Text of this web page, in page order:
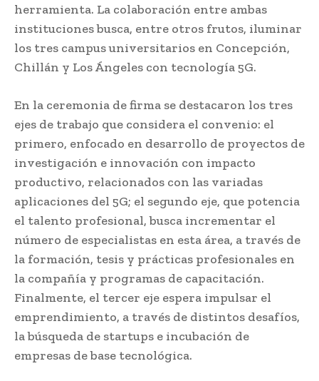
herramienta. La colaboración entre ambas
instituciones busca, entre otros frutos, iluminar
los tres campus universitarios en Concepción,
Chillán y Los Ángeles con tecnología 5G.
En la ceremonia de firma se destacaron los tres
ejes de trabajo que considera el convenio: el
primero, enfocado en desarrollo de proyectos de
investigación e innovación con impacto
productivo, relacionados con las variadas
aplicaciones del 5G; el segundo eje, que potencia
el talento profesional, busca incrementar el
número de especialistas en esta área, a través de
la formación, tesis y prácticas profesionales en
la compañía y programas de capacitación.
Finalmente, el tercer eje espera impulsar el
emprendimiento, a través de distintos desafíos,
la búsqueda de startups e incubación de
empresas de base tecnológica.